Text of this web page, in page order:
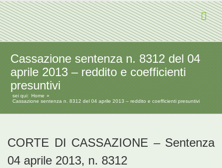
Cassazione sentenza n. 8312 del 04
aprile 2013 – reddito e coefficienti
presuntivi
sei qui:
Home
Cassazione sentenza n. 8312 del 04 aprile 2013 – reddito e coefficienti presuntivi
CORTE DI CASSAZIONE – Sentenza
04 aprile 2013, n. 8312